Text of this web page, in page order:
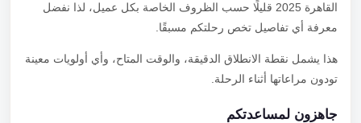
القاهرة 2025 قليلًا حسب الظروف الخاصة بكل عميل، لذا نفضل
معرفة أي تفاصيل تخص رحلتكم مسبقًا.
هذا يشمل نقطة الانطلاق الدقيقة، والوقت المتاح، وأي أولويات معينة
تودون مراعاتها أثناء الرحلة.
جاهزون لمساعدتكم